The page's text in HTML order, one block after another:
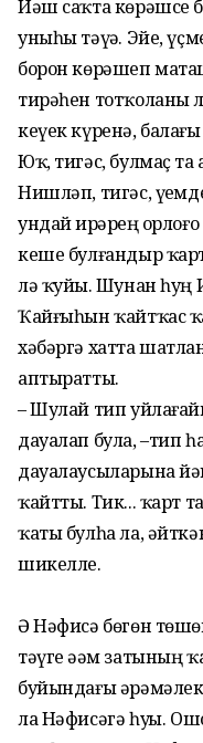
Йәш саҡта көрәшсе
уныһы тәүҙә. Эйе,
борон көрәшеп
тирәһен тотҡоланы
кеүек күренә,
Юҡ, тигәс, булмаҫ та
Нишләп, тигәс,
ундай ирҙәрҙең
кеше булғандыр
лә ҡуйҙы. Шунан һуң
Ҡайғыһын ҡайтҡас
хәбәргә хатта
аптыратты.
– Шулай тип
дауалап була, –тип
дауалаусыларына
ҡайтты. Тик... ҡарт
ҡаты булһа ла,
шикелле.
Ә Нәфисә бөгөн
тәүге әҙәм затының
буйындағы
ла Нәфисәгә һуҙҙы.